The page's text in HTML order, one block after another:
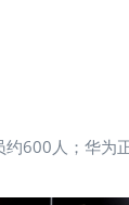
600人；华为